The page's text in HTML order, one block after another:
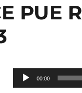
PUE
Lecteur
audio
00:00